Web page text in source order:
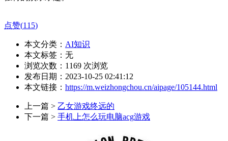
点赞(115)
本文分类： AI知识
本文标签：无
浏览次数： 1169 次浏览
发布日期：2023-10-25 02:41:12
本文链接： https://m.weizhongchou.cn/aipage/105144.html
上一篇 > 乙女游戏终远的
下一篇 > 手机上怎么玩电脑acg游戏